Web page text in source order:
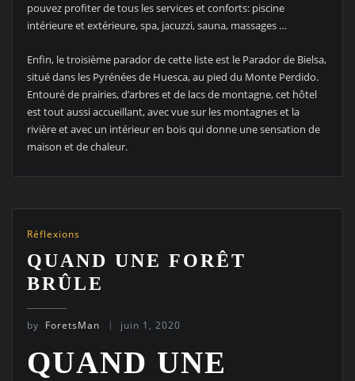
pouvez profiter de tous les services et conforts: piscine
intérieure et extérieure, spa, jacuzzi, sauna, massages …
Enfin, le troisième parador de cette liste est le Parador de Bielsa,
situé dans les Pyrénées de Huesca, au pied du Monte Perdido.
Entouré de prairies, d’arbres et de lacs de montagne, cet hôtel
est tout aussi accueillant, avec vue sur les montagnes et la
rivière et avec un intérieur en bois qui donne une sensation de
maison et de chaleur.
Réflexions
QUAND UNE FORÊT
BRÛLE
by ForetsMan juin 1, 2020
QUAND UNE